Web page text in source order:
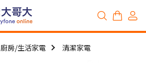
廚房/生活家電 清潔家電